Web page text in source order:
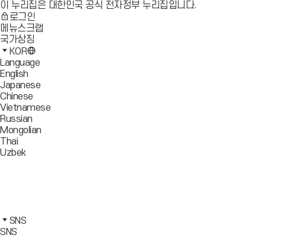
이 누리집은 대한민국 공식 전자정부 누리집입니다.
로그인
메뉴스크랩
국가상징
KOR
Language
English
Japanese
Chinese
Vietnamese
Russian
Mongolian
Thai
Uzbek
가
기
로
가
북
바
타
그
카
오
SNS
SNS